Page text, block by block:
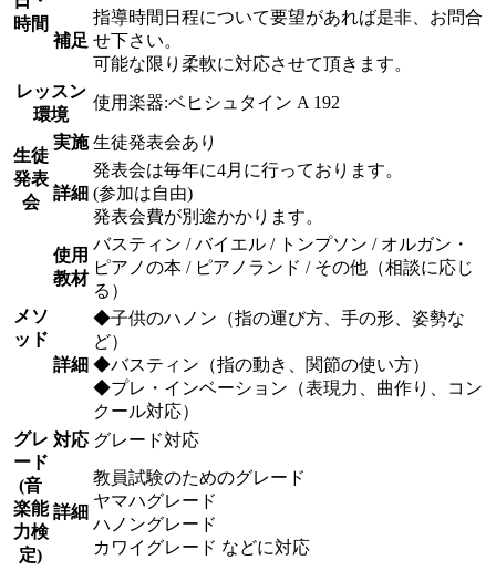
時間
補足
指導時間日程について要望があれば是非、お問合
せ下さい。
可能な限り柔軟に対応させて頂きます。
レッスン
環境
使用楽器:ベヒシュタイン A 192
生徒
発表
会
実施 生徒発表会あり
詳細
発表会は毎年に4月に行っております。
(参加は自由)
発表会費が別途かかります。
メソ
ッド
使用
教材
バスティン / バイエル / トンプソン / オルガン・
ピアノの本 / ピアノランド / その他（相談に応じ
る）
詳細
◆子供のハノン（指の運び方、手の形、姿勢な
ど）
◆バスティン（指の動き、関節の使い方）
◆プレ・インベーション（表現力、曲作り、コン
クール対応）
グレ
ード
(音
楽能
力検
定)
対応 グレード対応
詳細
教員試験のためのグレード
ヤマハグレード
ハノングレード
カワイグレード などに対応